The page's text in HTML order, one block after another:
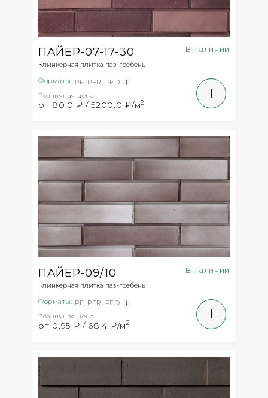
ПАЙЕР-07-17-30
Клинкерная плитка паз-гребень
В наличии
Форматы: PF PFR PFD
Розничная цена
от 80.0 ₽ / 5200.0 ₽/м2
ПАЙЕР-09/10
Клинкерная плитка паз-гребень
В наличии
Форматы: PF PFR PFD
Розничная цена
от 0.95 ₽ / 68.4 ₽/м2